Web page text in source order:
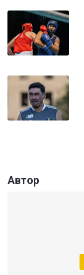
Автор